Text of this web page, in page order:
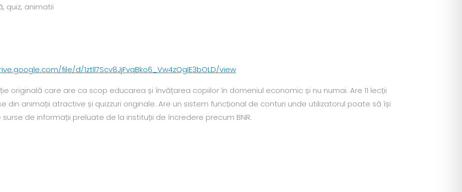
quiz, animatii
file/d/1ztll7Scv8JjFvqBko6_Vw4zQgIE3bOLD/view
originală care are ca scop educarea și învățarea copiilor în domeniul economic și nu numai. Are 11 lecții
animații atractive și quizzuri originale. Are un sistem funcțional de conturi unde utilizatorul poate să își
de informații preluate de la instituții de încredere precum BNR.